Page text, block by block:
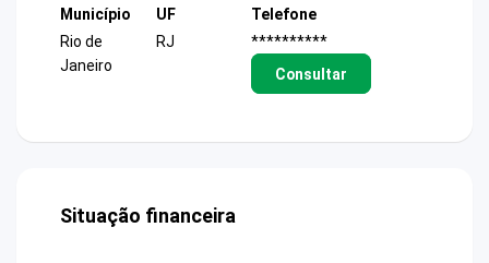
Município
Rio de
Janeiro
UF
RJ
Telefone
**********
Consultar
Situação financeira